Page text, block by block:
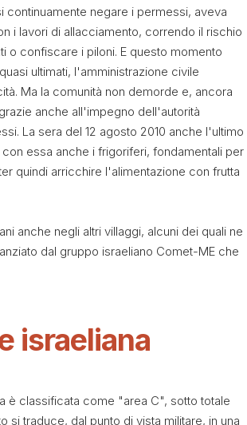
negare i permessi, aveva
i lavori di allacciamento, correndo il rischio
o confiscare i piloni. E questo momento
ultimati, l'amministrazione civile
Ma la comunità non demorde e, ancora
anche all'impegno dell'autorità
La sera del 12 agosto 2010 anche l'ultimo
essa anche i frigoriferi, fondamentali per
quindi arricchire l'alimentazione con frutta
anche negli altri villaggi, alcuni dei quali ne
dal gruppo israeliano Comet-ME che
israeliana
è classificata come "area C", sotto totale
traduce, dal punto di vista militare, in una